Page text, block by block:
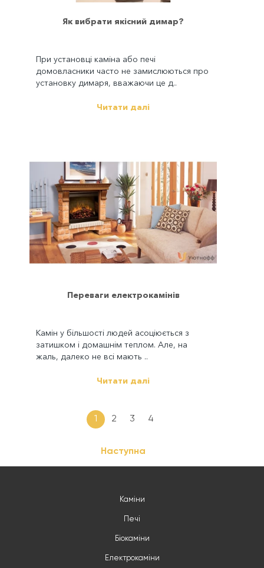
Як вибрати якісний димар?
При установці каміна або печі
домовласники часто не замислюються про
установку димаря, вважаючи це д..
Читати далі
Переваги електрокамінів
Камін у більшості людей асоціюється з
затишком і домашнім теплом. Але, на
жаль, далеко не всі мають ..
Читати далі
1 2 3 4
Наступна
Каміни
Печі
Біокаміни
Електрокаміни